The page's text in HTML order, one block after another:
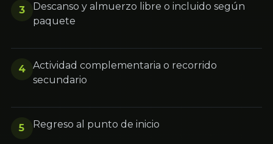
3
Descanso y almuerzo libre o incluido según
paquete
4
Actividad complementaria o recorrido
secundario
5 Regreso al punto de inicio